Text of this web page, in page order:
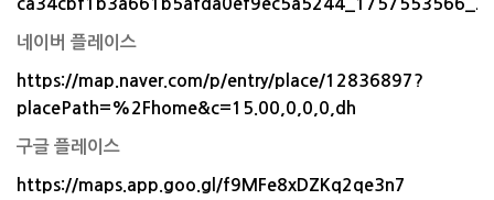
네이버 플레이스
https://map.naver.com/p/entry/place/12836897?
placePath=%2Fhome&c=15.00,0,0,0,dh
구글 플레이스
https://maps.app.goo.gl/f9MFe8xDZKq2qe3n7